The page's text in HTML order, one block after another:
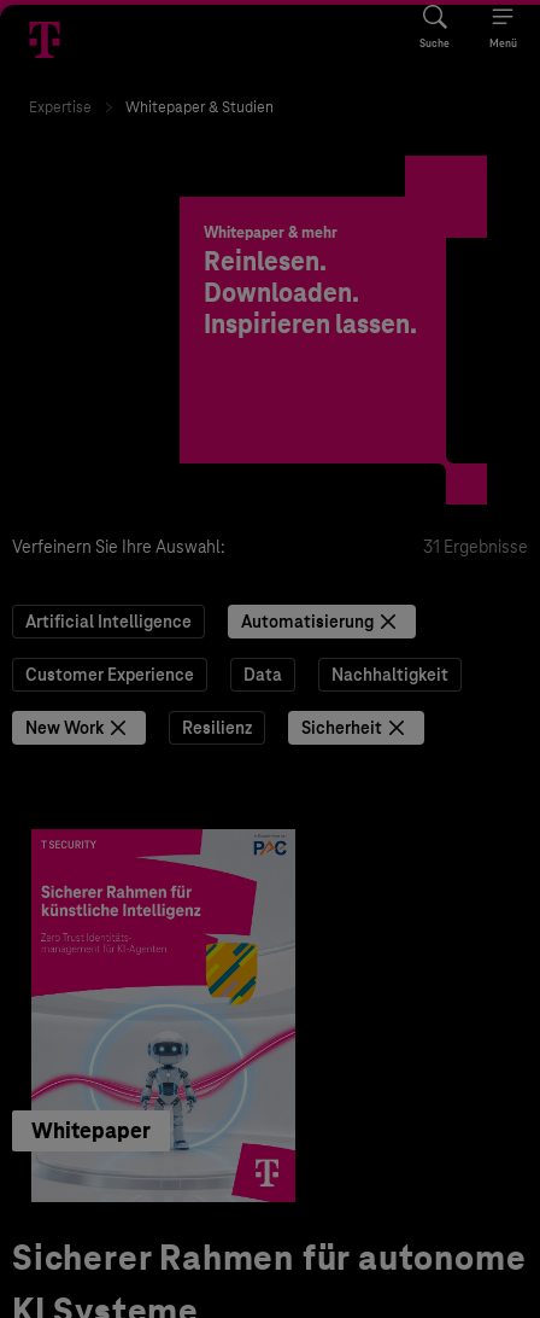
Suche Menü
Expertise Whitepaper & Studien
Whitepaper & mehr
Reinlesen.
Downloaden.
Inspirieren lassen.
Verfeinern Sie Ihre Auswahl: 31 Ergebnisse
Artificial Intelligence Automatisierung
Customer Experience Data Nachhaltigkeit
New Work Resilienz Sicherheit
Whitepaper
Sicherer Rahmen für autonome